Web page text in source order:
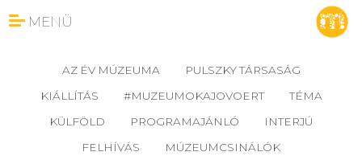
MENÜ
AZ ÉV MÚZEUMA
PULSZKY TÁRSASÁG
KIÁLLÍTÁS
#MUZEUMOKAJOVOERT
TÉMA
KÜLFÖLD
PROGRAMAJÁNLÓ
INTERJÚ
FELHÍVÁS
MÚZEUMCSINÁLÓK